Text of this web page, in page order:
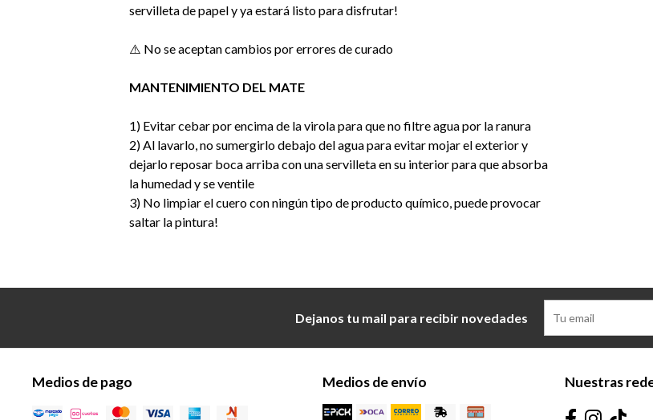
servilleta de papel y ya estará listo para disfrutar!
⚠️ No se aceptan cambios por errores de curado
MANTENIMIENTO DEL MATE
1) Evitar cebar por encima de la virola para que no filtre agua por la ranura
2) Al lavarlo, no sumergirlo debajo del agua para evitar mojar el exterior y
dejarlo reposar boca arriba con una servilleta en su interior para que absorba
la humedad y se ventile
3) No limpiar el cuero con ningún tipo de producto químico, puede provocar
saltar la pintura!
Dejanos tu mail para recibir novedades
Medios de pago Medios de envío Nuestras